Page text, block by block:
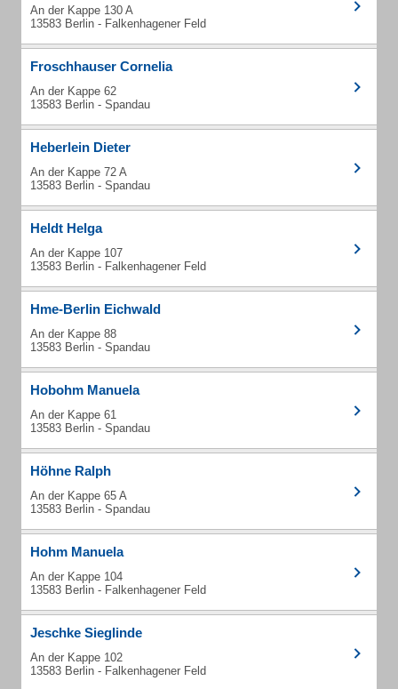
An der Kappe 130 A
13583 Berlin - Falkenhagener Feld
Froschhauser Cornelia
An der Kappe 62
13583 Berlin - Spandau
Heberlein Dieter
An der Kappe 72 A
13583 Berlin - Spandau
Heldt Helga
An der Kappe 107
13583 Berlin - Falkenhagener Feld
Hme-Berlin Eichwald
An der Kappe 88
13583 Berlin - Spandau
Hobohm Manuela
An der Kappe 61
13583 Berlin - Spandau
Höhne Ralph
An der Kappe 65 A
13583 Berlin - Spandau
Hohm Manuela
An der Kappe 104
13583 Berlin - Falkenhagener Feld
Jeschke Sieglinde
An der Kappe 102
13583 Berlin - Falkenhagener Feld